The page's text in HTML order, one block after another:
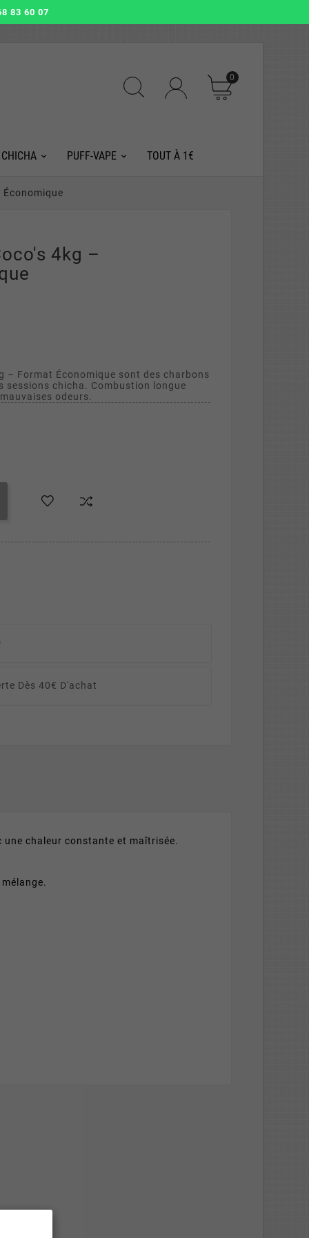
83 60 07
0
PUFF-VAPE TOUT À 1€
4kg –
– Format Économique sont des charbons
sessions chicha. Combustion longue
odeurs.
Dès 40€ D'achat
chaleur constante et maîtrisée.